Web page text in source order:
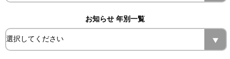
お知らせ 年別一覧